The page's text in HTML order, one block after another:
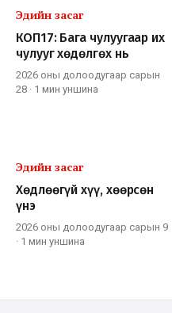
Эдийн засаг
КОП17: Бага чулуугаар их
чулууг хөдөлгөх нь
2026 оны долоодугаар сарын
28 · 1 мин уншина
Эдийн засаг
Хөдлөөгүй хүү, хөөрсөн
үнэ
2026 оны долоодугаар сарын 9
· 1 мин уншина